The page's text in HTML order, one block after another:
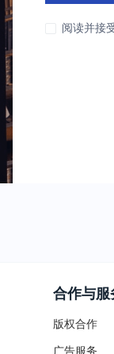
阅读并接
合作与服
版权合作
广告服务